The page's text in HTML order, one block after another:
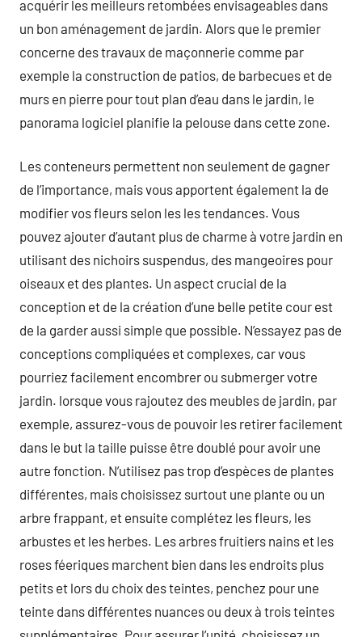
acquérir les meilleurs retombées envisageables dans
un bon aménagement de jardin. Alors que le premier
concerne des travaux de maçonnerie comme par
exemple la construction de patios, de barbecues et de
murs en pierre pour tout plan d’eau dans le jardin, le
panorama logiciel planifie la pelouse dans cette zone.
Les conteneurs permettent non seulement de gagner
de l’importance, mais vous apportent également la de
modifier vos fleurs selon les les tendances. Vous
pouvez ajouter d’autant plus de charme à votre jardin en
utilisant des nichoirs suspendus, des mangeoires pour
oiseaux et des plantes. Un aspect crucial de la
conception et de la création d’une belle petite cour est
de la garder aussi simple que possible. N’essayez pas de
conceptions compliquées et complexes, car vous
pourriez facilement encombrer ou submerger votre
jardin. lorsque vous rajoutez des meubles de jardin, par
exemple, assurez-vous de pouvoir les retirer facilement
dans le but la taille puisse être doublé pour avoir une
autre fonction. N’utilisez pas trop d’espèces de plantes
différentes, mais choisissez surtout une plante ou un
arbre frappant, et ensuite complétez les fleurs, les
arbustes et les herbes. Les arbres fruitiers nains et les
roses féeriques marchent bien dans les endroits plus
petits et lors du choix des teintes, penchez pour une
teinte dans différentes nuances ou deux à trois teintes